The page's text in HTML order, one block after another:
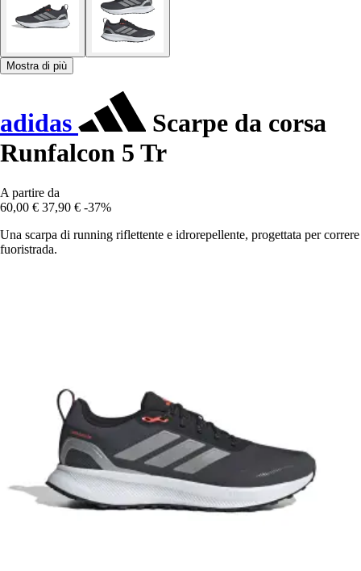
Mostra di più
adidas
Scarpe da corsa
Runfalcon 5 Tr
A partire da
60,00 € 37,90 € -37%
Una scarpa di running riflettente e idrorepellente, progettata per correre
fuoristrada.